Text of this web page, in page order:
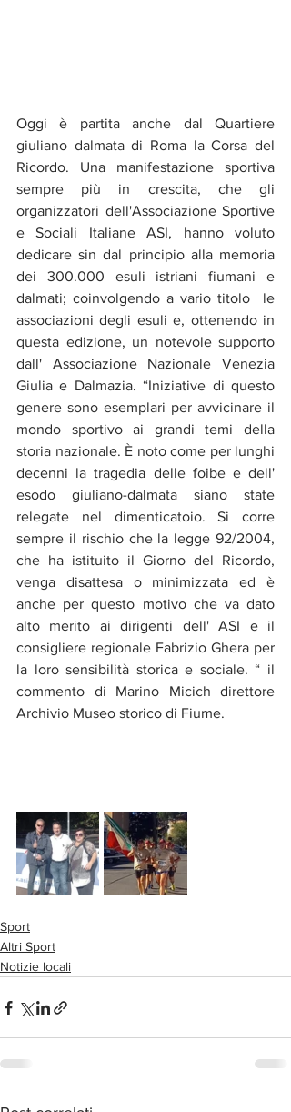
Oggi è partita anche dal Quartiere
giuliano dalmata di Roma la Corsa del
Ricordo. Una manifestazione sportiva
sempre più in crescita, che gli
organizzatori dell'Associazione Sportive
e Sociali Italiane ASI, hanno voluto
dedicare sin dal principio alla memoria
dei 300.000 esuli istriani fiumani e
dalmati; coinvolgendo a vario titolo  le
associazioni degli esuli e, ottenendo in
questa edizione, un notevole supporto
dall' Associazione Nazionale Venezia
Giulia e Dalmazia. “Iniziative di questo
genere sono esemplari per avvicinare il
mondo sportivo ai grandi temi della
storia nazionale. È noto come per lunghi
decenni la tragedia delle foibe e dell'
esodo giuliano-dalmata siano state
relegate nel dimenticatoio. Si corre
sempre il rischio che la legge 92/2004,
che ha istituito il Giorno del Ricordo,
venga disattesa o minimizzata ed è
anche per questo motivo che va dato
alto merito ai dirigenti dell' ASI e il
consigliere regionale Fabrizio Ghera per
la loro sensibilità storica e sociale. “ il
commento di Marino Micich direttore
Archivio Museo storico di Fiume.
Sport
Altri Sport
Notizie locali